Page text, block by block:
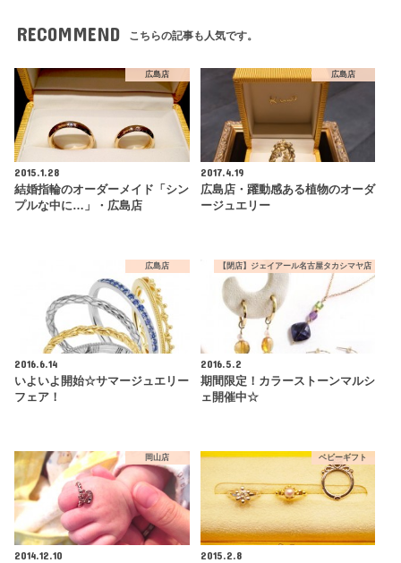
RECOMMEND こちらの記事も人気です。
広島店
2015.1.28
結婚指輪のオーダーメイド「シン
プルな中に…」・広島店
広島店
2017.4.19
広島店・躍動感ある植物のオーダ
ージュエリー
広島店
2016.6.14
いよいよ開始☆サマージュエリー
フェア！
【閉店】ジェイアール名古屋タカシマヤ店
2016.5.2
期間限定！カラーストーンマルシ
ェ開催中☆
岡山店
2014.12.10
ベビーギフト
2015.2.8